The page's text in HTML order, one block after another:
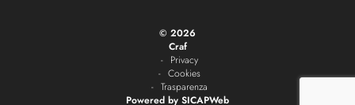
© 2026
Craf
Privacy
Cookies
Trasparenza
Powered by SICAPWeb